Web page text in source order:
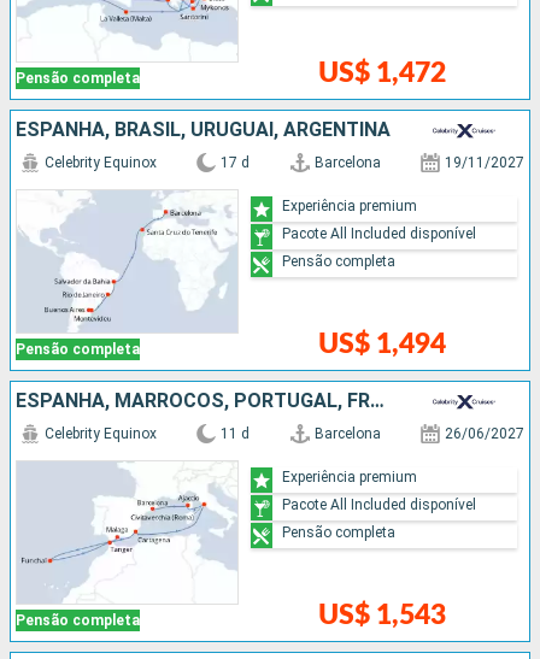
Pensão completa US$ 1,472
ESPANHA, BRASIL, URUGUAI, ARGENTINA
Pensão completa
Celebrity Equinox 17 d Barcelona 19/11/2027
US$ 1,494
Experiência premium
Pacote All Included disponível
Pensão completa
ESPANHA, MARROCOS, PORTUGAL, FRANCIA, ITÁLIA
Pensão completa
Celebrity Equinox 11 d Barcelona 26/06/2027
US$ 1,543
Experiência premium
Pacote All Included disponível
Pensão completa